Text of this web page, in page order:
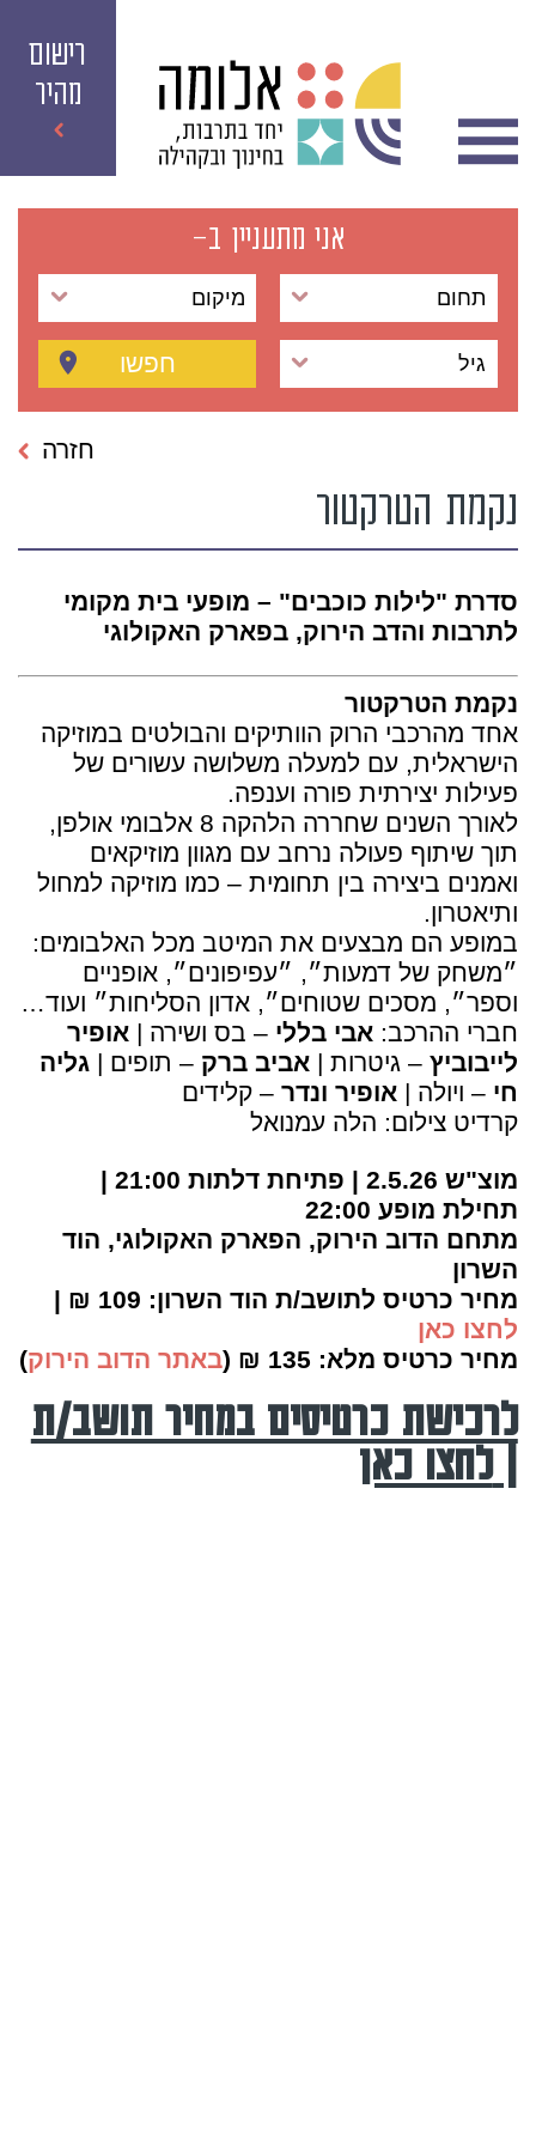
רישום
מהיר
אני מתעניין ב-
תחום מיקום
גיל חפשו
נקמת הטרקטור
חזרה
סדרת "לילות כוכבים" – מופעי בית מקומי
לתרבות והדב הירוק, בפארק האקולוגי
נקמת הטרקטור
אחד מהרכבי הרוק הוותיקים והבולטים במוזיקה
הישראלית, עם למעלה משלושה עשורים של
פעילות יצירתית פורה וענפה.
לאורך השנים שחררה הלהקה 8 אלבומי אולפן,
תוך שיתוף פעולה נרחב עם מגוון מוזיקאים
ואמנים ביצירה בין תחומית – כמו מוזיקה למחול
ותיאטרון.
במופע הם מבצעים את המיטב מכל האלבומים:
״משחק של דמעות״, ״עפיפונים״, אופניים
וספר״, מסכים שטוחים״, אדון הסליחות״ ועוד…
חברי ההרכב:אבי בללי – בס ושירה |אופיר
לייבוביץ – גיטרות |אביב ברק – תופים |גליה
חי – ויולה |אופיר ונדר – קלידים
קרדיט צילום: הלה עמנואל
מוצ"ש 2.5.26 | פתיחת דלתות 21:00 |
תחילת מופע 22:00
מתחם הדוב הירוק, הפארק האקולוגי, הוד
השרון
מחיר כרטיס לתושב/ת הוד השרון: 109 ₪ |
לחצו כאן
מחיר כרטיס מלא: 135 ₪ (
באתר הדוב הירוק)
לרכישת כרטיסים במחיר תושב/ת
|לחצו כאן